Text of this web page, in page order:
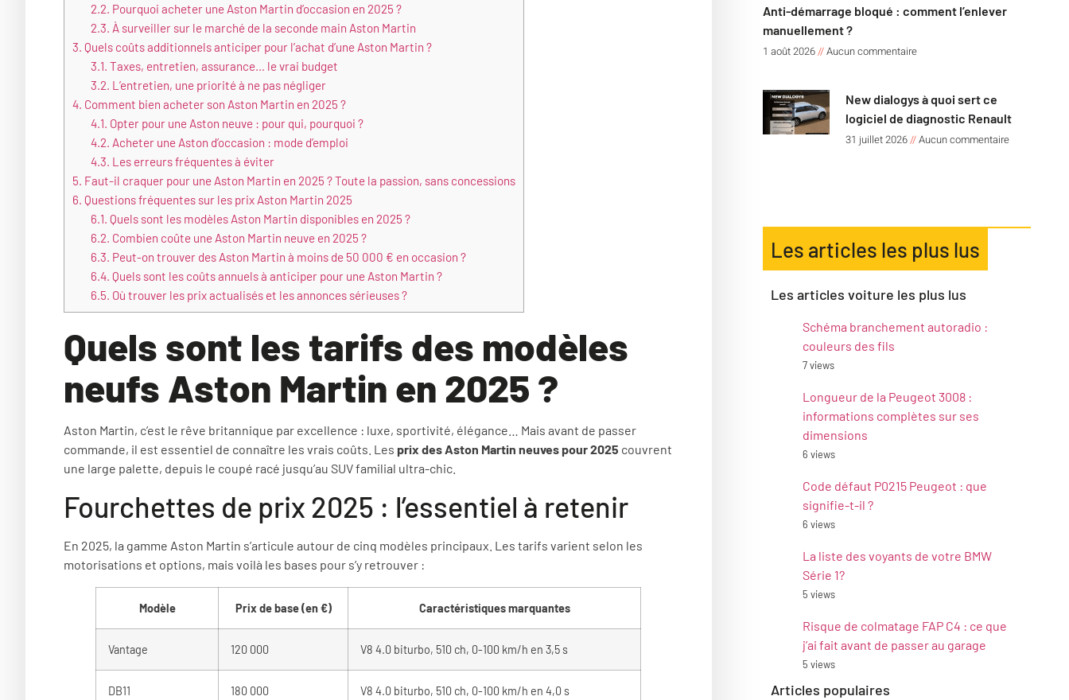
2.2. Pourquoi acheter une Aston Martin d’occasion en 2025 ?
2.3. À surveiller sur le marché de la seconde main Aston Martin
3. Quels coûts additionnels anticiper pour l’achat d’une Aston Martin ?
3.1. Taxes, entretien, assurance… le vrai budget
3.2. L’entretien, une priorité à ne pas négliger
4. Comment bien acheter son Aston Martin en 2025 ?
4.1. Opter pour une Aston neuve : pour qui, pourquoi ?
4.2. Acheter une Aston d’occasion : mode d’emploi
4.3. Les erreurs fréquentes à éviter
5. Faut-il craquer pour une Aston Martin en 2025 ? Toute la passion, sans concessions
6. Questions fréquentes sur les prix Aston Martin 2025
6.1. Quels sont les modèles Aston Martin disponibles en 2025 ?
6.2. Combien coûte une Aston Martin neuve en 2025 ?
6.3. Peut-on trouver des Aston Martin à moins de 50 000 € en occasion ?
6.4. Quels sont les coûts annuels à anticiper pour une Aston Martin ?
6.5. Où trouver les prix actualisés et les annonces sérieuses ?
Quels sont les tarifs des modèles
neufs Aston Martin en 2025 ?
Aston Martin, c’est le rêve britannique par excellence : luxe, sportivité, élégance… Mais avant de passer
commande, il est essentiel de connaître les vrais coûts. Les prix des Aston Martin neuves pour 2025 couvrent
une large palette, depuis le coupé racé jusqu’au SUV familial ultra-chic.
Fourchettes de prix 2025 : l’essentiel à retenir
En 2025, la gamme Aston Martin s’articule autour de cinq modèles principaux. Les tarifs varient selon les
motorisations et options, mais voilà les bases pour s’y retrouver :
Modèle Prix de base (en €) Caractéristiques marquantes
Vantage 120 000 V8 4.0 biturbo, 510 ch, 0-100 km/h en 3,5 s
DB11 180 000 V8 4.0 biturbo, 510 ch, 0-100 km/h en 4,0 s
Anti-démarrage bloqué : comment l’enlever
manuellement ?
1 août 2026 Aucun commentaire
New dialogys à quoi sert ce
logiciel de diagnostic Renault
31 juillet 2026
Aucun commentaire
Les articles les plus lus
Les articles voiture les plus lus
Schéma branchement autoradio :
couleurs des fils
7 views
Longueur de la Peugeot 3008 :
informations complètes sur ses
dimensions
6 views
Code défaut P0215 Peugeot : que
signifie-t-il ?
6 views
La liste des voyants de votre BMW
Série 1?
5 views
Risque de colmatage FAP C4 : ce que
j’ai fait avant de passer au garage
5 views
Articles populaires